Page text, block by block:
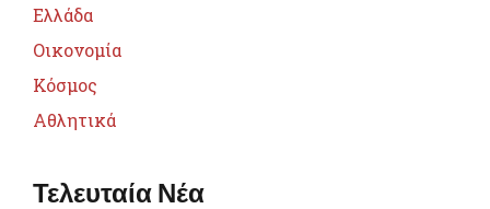
Ελλάδα
Οικονομία
Κόσμος
Αθλητικά
Τελευταία Νέα